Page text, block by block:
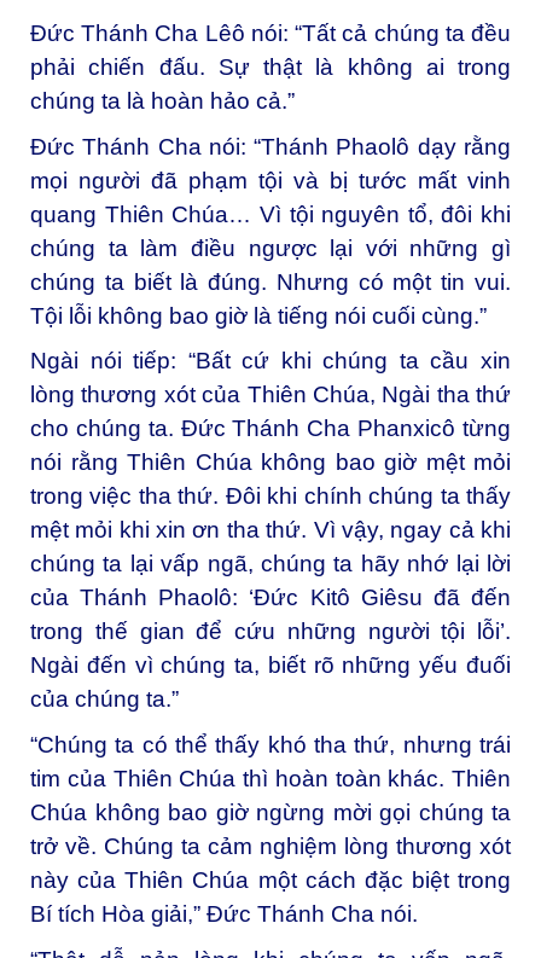
Đức Thánh Cha Lêô nói: “Tất cả chúng ta đều
phải chiến đấu. Sự thật là không ai trong
chúng ta là hoàn hảo cả.”
Đức Thánh Cha nói: “Thánh Phaolô dạy rằng
mọi người đã phạm tội và bị tước mất vinh
quang Thiên Chúa… Vì tội nguyên tổ, đôi khi
chúng ta làm điều ngược lại với những gì
chúng ta biết là đúng. Nhưng có một tin vui.
Tội lỗi không bao giờ là tiếng nói cuối cùng.”
Ngài nói tiếp: “Bất cứ khi chúng ta cầu xin
lòng thương xót của Thiên Chúa, Ngài tha thứ
cho chúng ta. Đức Thánh Cha Phanxicô từng
nói rằng Thiên Chúa không bao giờ mệt mỏi
trong việc tha thứ. Đôi khi chính chúng ta thấy
mệt mỏi khi xin ơn tha thứ. Vì vậy, ngay cả khi
chúng ta lại vấp ngã, chúng ta hãy nhớ lại lời
của Thánh Phaolô: ‘Đức Kitô Giêsu đã đến
trong thế gian để cứu những người tội lỗi’.
Ngài đến vì chúng ta, biết rõ những yếu đuối
của chúng ta.”
“Chúng ta có thể thấy khó tha thứ, nhưng trái
tim của Thiên Chúa thì hoàn toàn khác. Thiên
Chúa không bao giờ ngừng mời gọi chúng ta
trở về. Chúng ta cảm nghiệm lòng thương xót
này của Thiên Chúa một cách đặc biệt trong
Bí tích Hòa giải,” Đức Thánh Cha nói.